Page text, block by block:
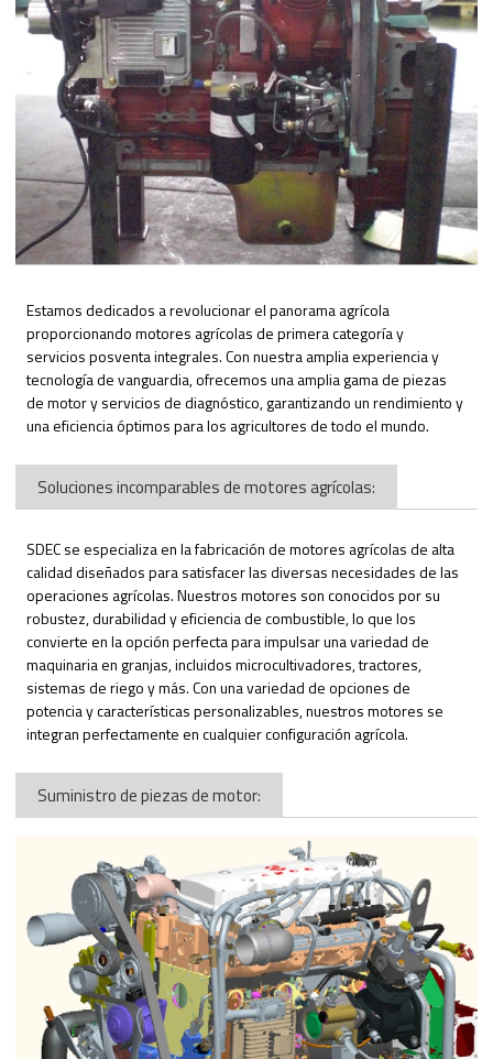
Estamos dedicados a revolucionar el panorama agrícola
proporcionando motores agrícolas de primera categoría y
servicios posventa integrales. Con nuestra amplia experiencia y
tecnología de vanguardia, ofrecemos una amplia gama de piezas
de motor y servicios de diagnóstico, garantizando un rendimiento y
una eficiencia óptimos para los agricultores de todo el mundo.
Soluciones incomparables de motores agrícolas:
SDEC se especializa en la fabricación de motores agrícolas de alta
calidad diseñados para satisfacer las diversas necesidades de las
operaciones agrícolas. Nuestros motores son conocidos por su
robustez, durabilidad y eficiencia de combustible, lo que los
convierte en la opción perfecta para impulsar una variedad de
maquinaria en granjas, incluidos microcultivadores, tractores,
sistemas de riego y más. Con una variedad de opciones de
potencia y características personalizables, nuestros motores se
integran perfectamente en cualquier configuración agrícola.
Suministro de piezas de motor: